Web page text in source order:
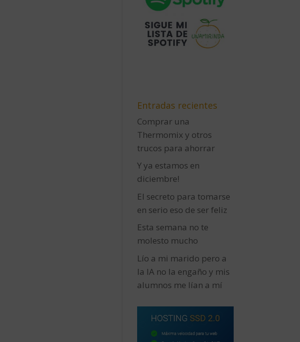
Entradas recientes
Comprar una
Thermomix y otros
trucos para ahorrar
Y ya estamos en
diciembre!
El secreto para tomarse
en serio eso de ser feliz
Esta semana no te
molesto mucho
Lío a mi marido pero a
la IA no la engaño y mis
alumnos me lían a mí